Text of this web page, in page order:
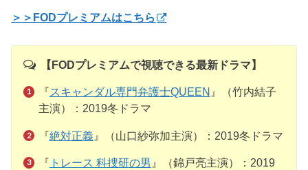
＞＞FODプレミアムはこちら
【FODプレミアムで視聴できる最新ドラマ】
『スキャンダル専門弁護士QUEEN 』（竹内結子
主演）：2019冬ドラマ
『絶対正義』（山口紗弥加主演）：2019冬ドラマ
『 トレース 科捜研の男 』（錦戸亮主演）：2019